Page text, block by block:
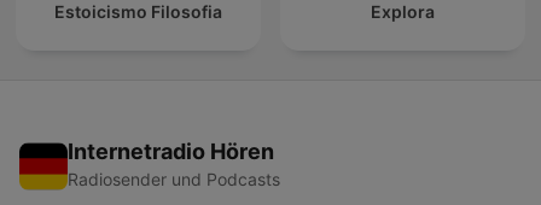
Estoicismo Filosofia Explora
Internetradio Hören
Radiosender und Podcasts